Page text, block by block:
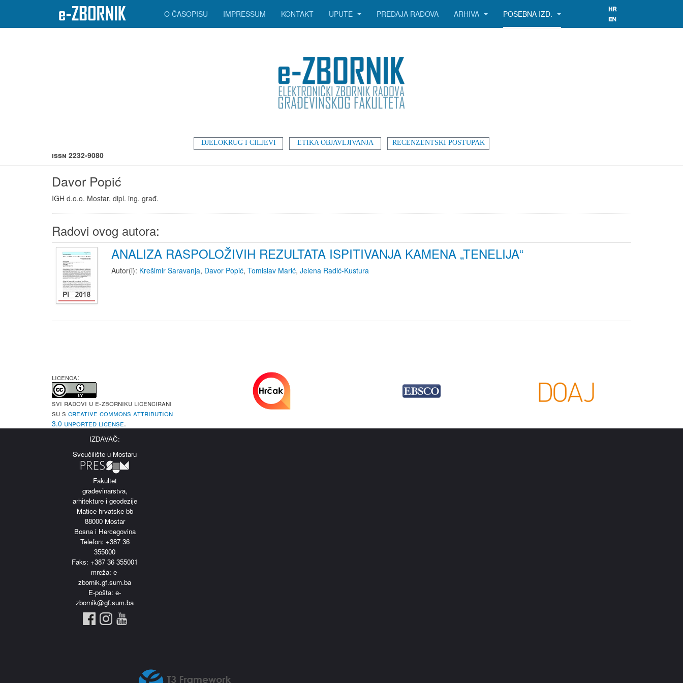
DJELOKRUG I CILJEVI ETIKA OBJAVLJIVANJA RECENZENTSKI POSTUPAK
O ČASOPISU IMPRESSUM KONTAKT UPUTE PREDAJA RADOVA ARHIVA POSEBNA IZD.
ISSN 2232-9080
Davor Popić
IGH d.o.o. Mostar, dipl. ing. građ.
Radovi ovog autora:
ANALIZA RASPOLOŽIVIH REZULTATA ISPITIVANJA KAMENA „TENELIJA“
Autor(i): Krešimir Šaravanja, Davor Popić, Tomislav Marić, Jelena Radić-Kustura
LICENCA:
Svi radovi u e-Zborniku licencirani
su s Creative Commons Attribution
3.0 Unported License.
IZDAVAČ:
Sveučilište u Mostaru
Fakultet
građevinarstva,
arhitekture i geodezije
Matice hrvatske bb
88000 Mostar
Bosna i Hercegovina
Telefon: +387 36
355000
Faks: +387 36 355001
mreža: e-
zbornik.gf.sum.ba
E-pošta: e-
zbornik@gf.sum.ba